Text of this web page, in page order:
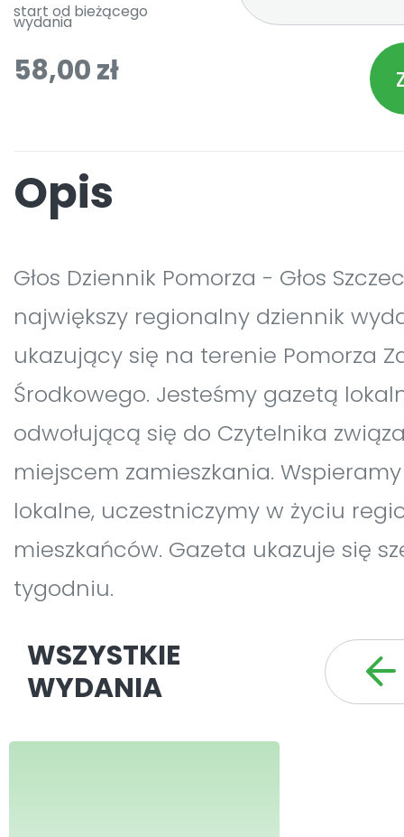
start od bieżącego
wydania
58,00 zł
Opis
Głos Dziennik Pomorza - Głos
największy regionalny dziennik
ukazujący się na terenie Pomorza
Środkowego. Jesteśmy gazetą
odwołującą się do Czytelnika
miejscem zamieszkania.
lokalne, uczestniczymy w życiu
mieszkańców. Gazeta ukazuje się
tygodniu.
WSZYSTKIE
WYDANIA